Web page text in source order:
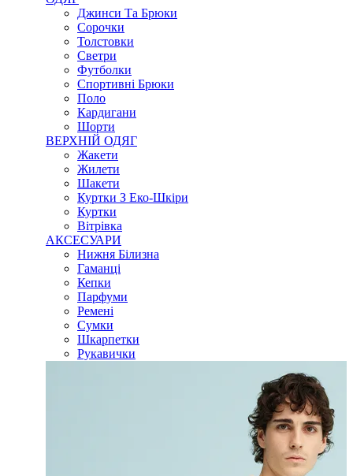
Джинси Та Брюки
Сорочки
Толстовки
Светри
Футболки
Спортивні Брюки
Поло
Кардигани
Шорти
ВЕРХНІЙ ОДЯГ
Жакети
Жилети
Шакети
Куртки З Еко-Шкіри
Куртки
Вітрівка
АКСЕСУАРИ
Нижня Білизна
Гаманці
Кепки
Парфуми
Ремені
Сумки
Шкарпетки
Рукавички